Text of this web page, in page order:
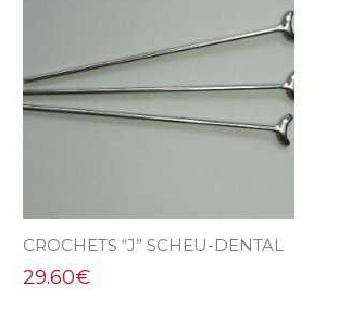
CROCHETS “J” SCHEU-DENTAL
29.60€